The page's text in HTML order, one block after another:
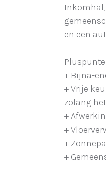
en een
+ Bijna-
+ Vrije
zolang
+
+
+
+